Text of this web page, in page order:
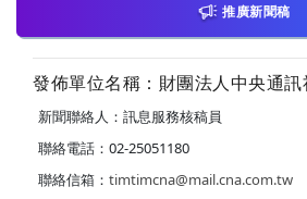
推廣新聞稿
發佈單位名稱：財團法人中央通訊
新聞聯絡人：訊息服務核稿員
聯絡電話：02-25051180
聯絡信箱： timtimcna@mail.cna.com.tw